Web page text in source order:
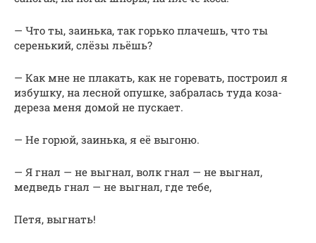
— Что ты, заинька, так горько плачешь, что ты
серенький, слёзы льёшь?
— Как мне не плакать, как не горевать, построил я
избушку, на лесной опушке, забралась туда коза-
дереза меня домой не пускает.
— Не горюй, заинька, я её выгоню.
— Я гнал — не выгнал, волк гнал — не выгнал,
медведь гнал — не выгнал, где тебе,
Петя, выгнать!